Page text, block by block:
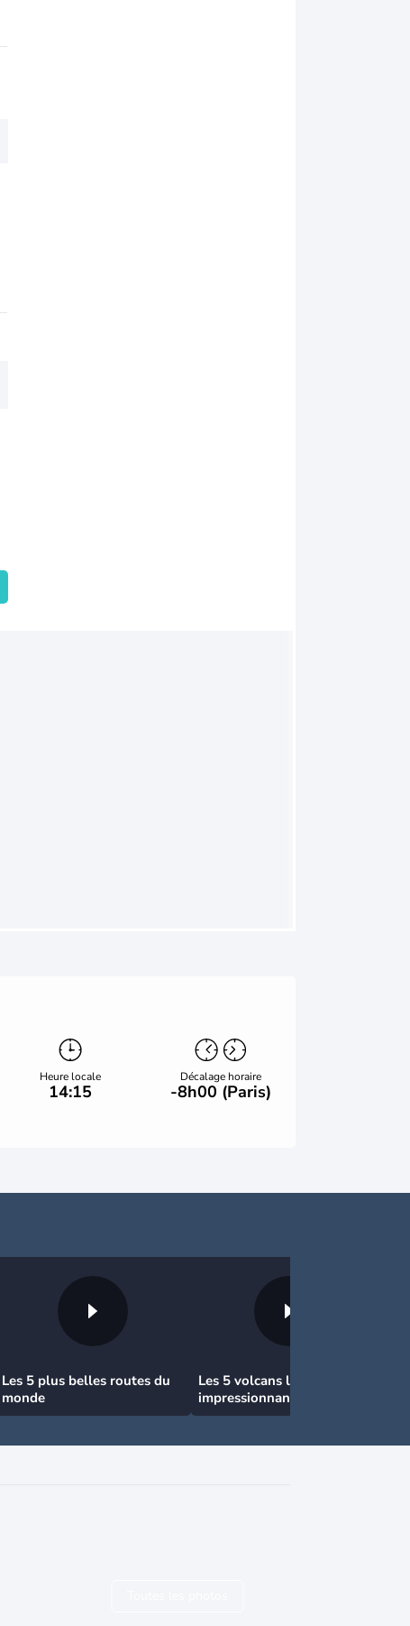
Heure locale
14:15
Décalage horaire
-8h00 (Paris)
Les 5 plus belles routes du
monde
Les 5 volcans les plus
impressionnants